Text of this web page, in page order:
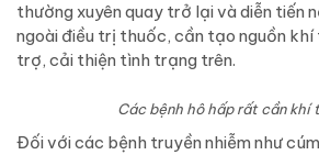
thường xuyên quay trở lại và diễn tiến
ngoài điều trị thuốc, cần tạo nguồn
trợ, cải thiện tình trạng trên.
Các bệnh hô hấp rất cần khí
Đối với các bệnh truyền nhiễm như